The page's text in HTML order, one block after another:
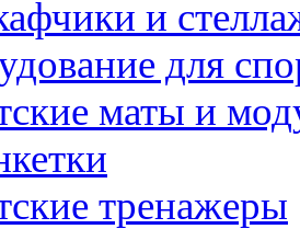
и
для
маты и
тренажеры